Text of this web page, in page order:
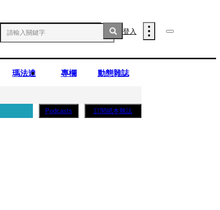
登入
瑪法達 專欄 動態雜誌
糕」
Podcasts 訂閱紙本雜誌